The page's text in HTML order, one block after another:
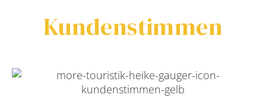
Kundenstimmen